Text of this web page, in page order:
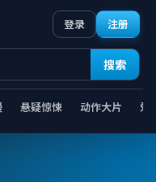
悬疑惊悚 动作大片 爱
搜索
登录 注册